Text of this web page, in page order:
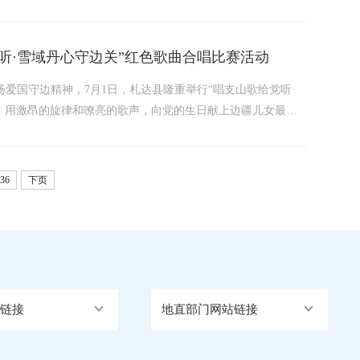
·雪域丹心守边关”红色歌曲合唱比赛活动
国守边精神，7月1日，札达县隆重举行“唱支山歌给党听·
激昂的旋律和嘹亮的歌声，向党的生日献上边疆儿女最诚
下页
接 地直部门网站链接